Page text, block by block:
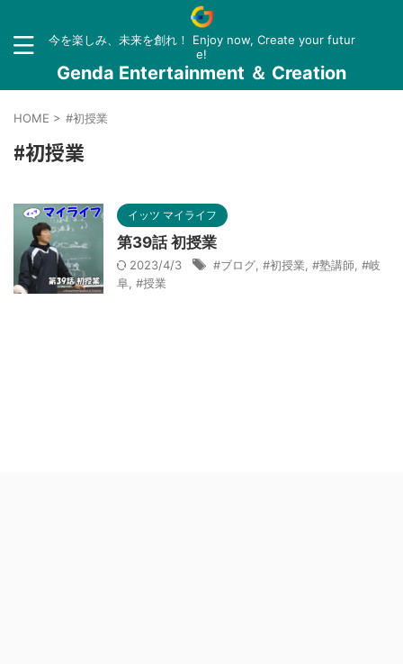
今を楽しみ、未来を創れ！ Enjoy now, Create your futur
e!
Genda Entertainment ＆ Creation
HOME > #初授業
#初授業
イッツ マイライフ
第39話 初授業
2023/4/3 #ブログ #初授業 #塾講師 #岐
阜 #授業